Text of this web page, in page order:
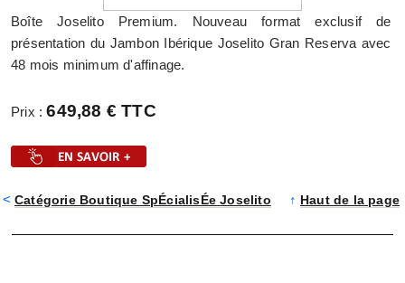
Boîte Joselito Premium. Nouveau format exclusif de
présentation du Jambon Ibérique Joselito Gran Reserva avec
48 mois minimum d'affinage.
Prix :649,88 € TTC
< Catégorie Boutique SpÉcialisÉe Joselito ↑ Haut de la page